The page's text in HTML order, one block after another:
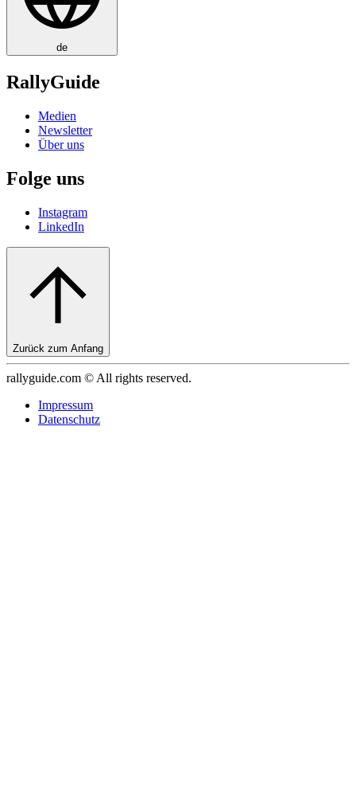
de
RallyGuide
Medien
Newsletter
Über uns
Folge uns
Instagram
LinkedIn
Zurück zum Anfang
rallyguide.com © All rights reserved.
Impressum
Datenschutz